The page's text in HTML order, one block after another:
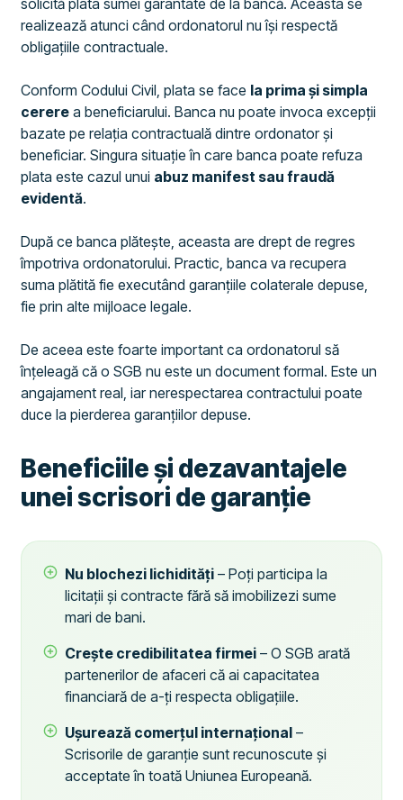
solicită plata sumei garantate de la bancă. Aceasta se
realizează atunci când ordonatorul nu își respectă
obligațiile contractuale.
Conform Codului Civil, plata se face la prima și simpla
cerere a beneficiarului. Banca nu poate invoca excepții
bazate pe relația contractuală dintre ordonator și
beneficiar. Singura situație în care banca poate refuza
plata este cazul unui abuz manifest sau fraudă
evidentă.
După ce banca plătește, aceasta are drept de regres
împotriva ordonatorului. Practic, banca va recupera
suma plătită fie executând garanțiile colaterale depuse,
fie prin alte mijloace legale.
De aceea este foarte important ca ordonatorul să
înțeleagă că o SGB nu este un document formal. Este un
angajament real, iar nerespectarea contractului poate
duce la pierderea garanțiilor depuse.
Beneficiile și dezavantajele
unei scrisori de garanție
Nu blochezi lichidități – Poți participa la
licitații și contracte fără să imobilizezi sume
mari de bani.
Crește credibilitatea firmei – O SGB arată
partenerilor de afaceri că ai capacitatea
financiară de a-ți respecta obligațiile.
Ușurează comerțul internațional –
Scrisorile de garanție sunt recunoscute și
acceptate în toată Uniunea Europeană.